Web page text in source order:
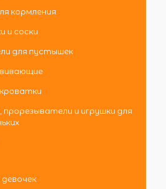
кормления
и соски
для пустышек
прорезыватели и игрушки для